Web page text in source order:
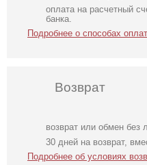
оплата на расчетный
банка.
Подробнее о способах
Возврат
возврат или обмен без
30 дней на возврат,
Подробнее об условиях
Красивые
кружевные
трусики черного